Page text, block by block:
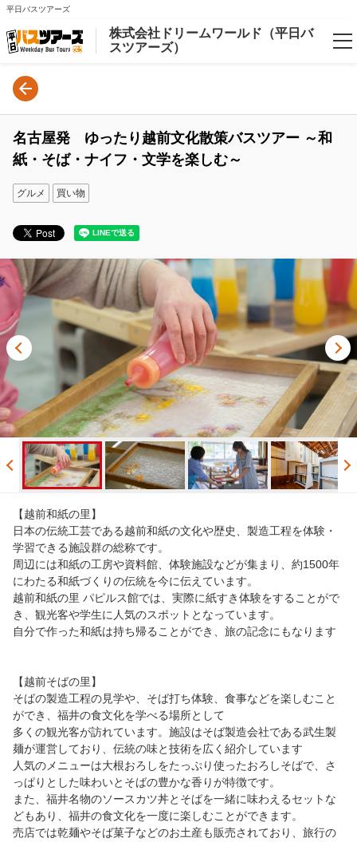
平日バスツアーズ
株式会社ドリームワールド（平日バ
スツアーズ）
言語
English
ご案内
ログイン/予約確認
名古屋発 ゆったり越前文化散策バスツアー ～和
紙・そば・ナイフ・文学を楽しむ～
グルメ 買い物
【越前和紙の里】
日本の伝統工芸である越前和紙の文化や歴史、製造工程を体験・
学習できる施設群の総称です。
周辺には和紙の工房や資料館、体験施設などが集まり、約1500年
にわたる和紙づくりの伝統を今に伝えています。
越前和紙の里 パピルス館では、実際に紙すき体験をすることがで
き、観光客や学生に人気のスポットとなっています。
自分で作った和紙は持ち帰ることができ、旅の記念にもなります
【越前そばの里】
そばの製造工程の見学や、そば打ち体験、食事などを楽しむこと
ができ、福井の食文化を学べる場所として
多くの観光客が訪れています。施設はそば製造会社である武生製
麺が運営しており、伝統の味と技術を広く紹介しています
人気のメニューは大根おろしをたっぷり使ったおろしそばで、さ
っぱりとした味わいとそばの豊かな香りが特徴です。
また、福井名物のソースカツ丼とそばを一緒に味わえるセットな
どもあり、福井の食文化を一度に楽しむことができます。
売店では乾麺やそば菓子などのお土産も販売されており、旅行の